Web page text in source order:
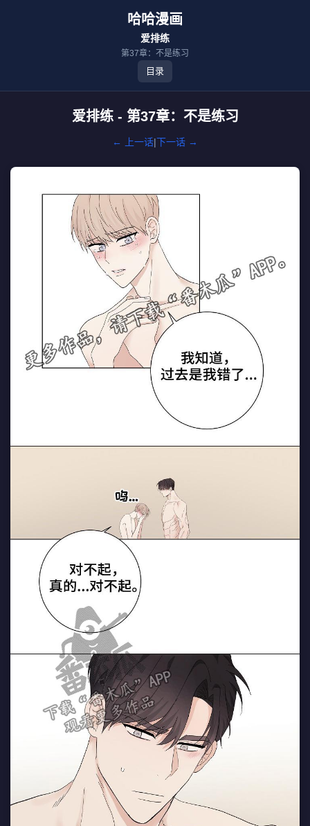
哈哈漫画
爱排练
第37章：不是练习
目录
爱排练 - 第37章：不是练习
← 上一话|下一话 →